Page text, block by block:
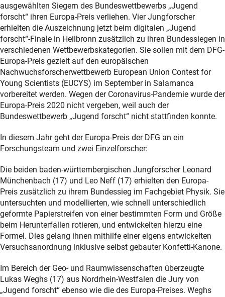
ausgewählten Siegern des Bundeswettbewerbs „Jugend
forscht“ ihren Europa-Preis verliehen. Vier Jungforscher
erhielten die Auszeichnung jetzt beim digitalen „Jugend
forscht“-Finale in Heilbronn zusätzlich zu ihren Bundessiegen in
verschiedenen Wettbewerbskategorien. Sie sollen mit dem DFG-
Europa-Preis gezielt auf den europäischen
Nachwuchsforscherwettbewerb European Union Contest for
Young Scientists (EUCYS) im September in Salamanca
vorbereitet werden. Wegen der Coronavirus-Pandemie wurde der
Europa-Preis 2020 nicht vergeben, weil auch der
Bundeswettbewerb „Jugend forscht“ nicht stattfinden konnte.
In diesem Jahr geht der Europa-Preis der DFG an ein
Forschungsteam und zwei Einzelforscher:
Die beiden baden-württembergischen Jungforscher Leonard
Münchenbach (17) und Leo Neff (17) erhielten den Europa-
Preis zusätzlich zu ihrem Bundessieg im Fachgebiet Physik. Sie
untersuchten und modellierten, wie schnell unterschiedlich
geformte Papierstreifen von einer bestimmten Form und Größe
beim Herunterfallen rotieren, und entwickelten hierzu eine
Formel. Dies gelang ihnen mithilfe einer eigens entwickelten
Versuchsanordnung inklusive selbst gebauter Konfetti-Kanone.
Im Bereich der Geo- und Raumwissenschaften überzeugte
Lukas Weghs (17) aus Nordrhein-Westfalen die Jury von
„Jugend forscht“ ebenso wie die des Europa-Preises. Weghs